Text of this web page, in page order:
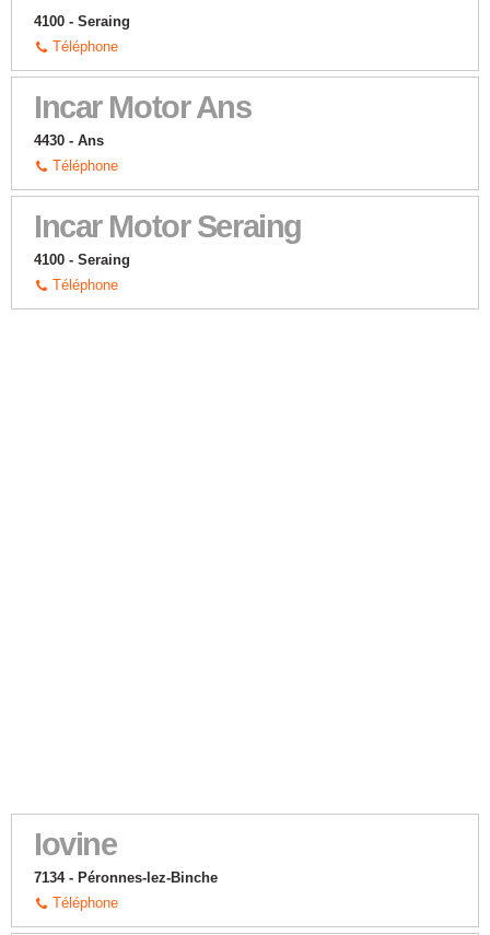
4100 - Seraing
Téléphone
Incar Motor Ans
4430 - Ans
Téléphone
Incar Motor Seraing
4100 - Seraing
Téléphone
Iovine
7134 - Péronnes-lez-Binche
Téléphone